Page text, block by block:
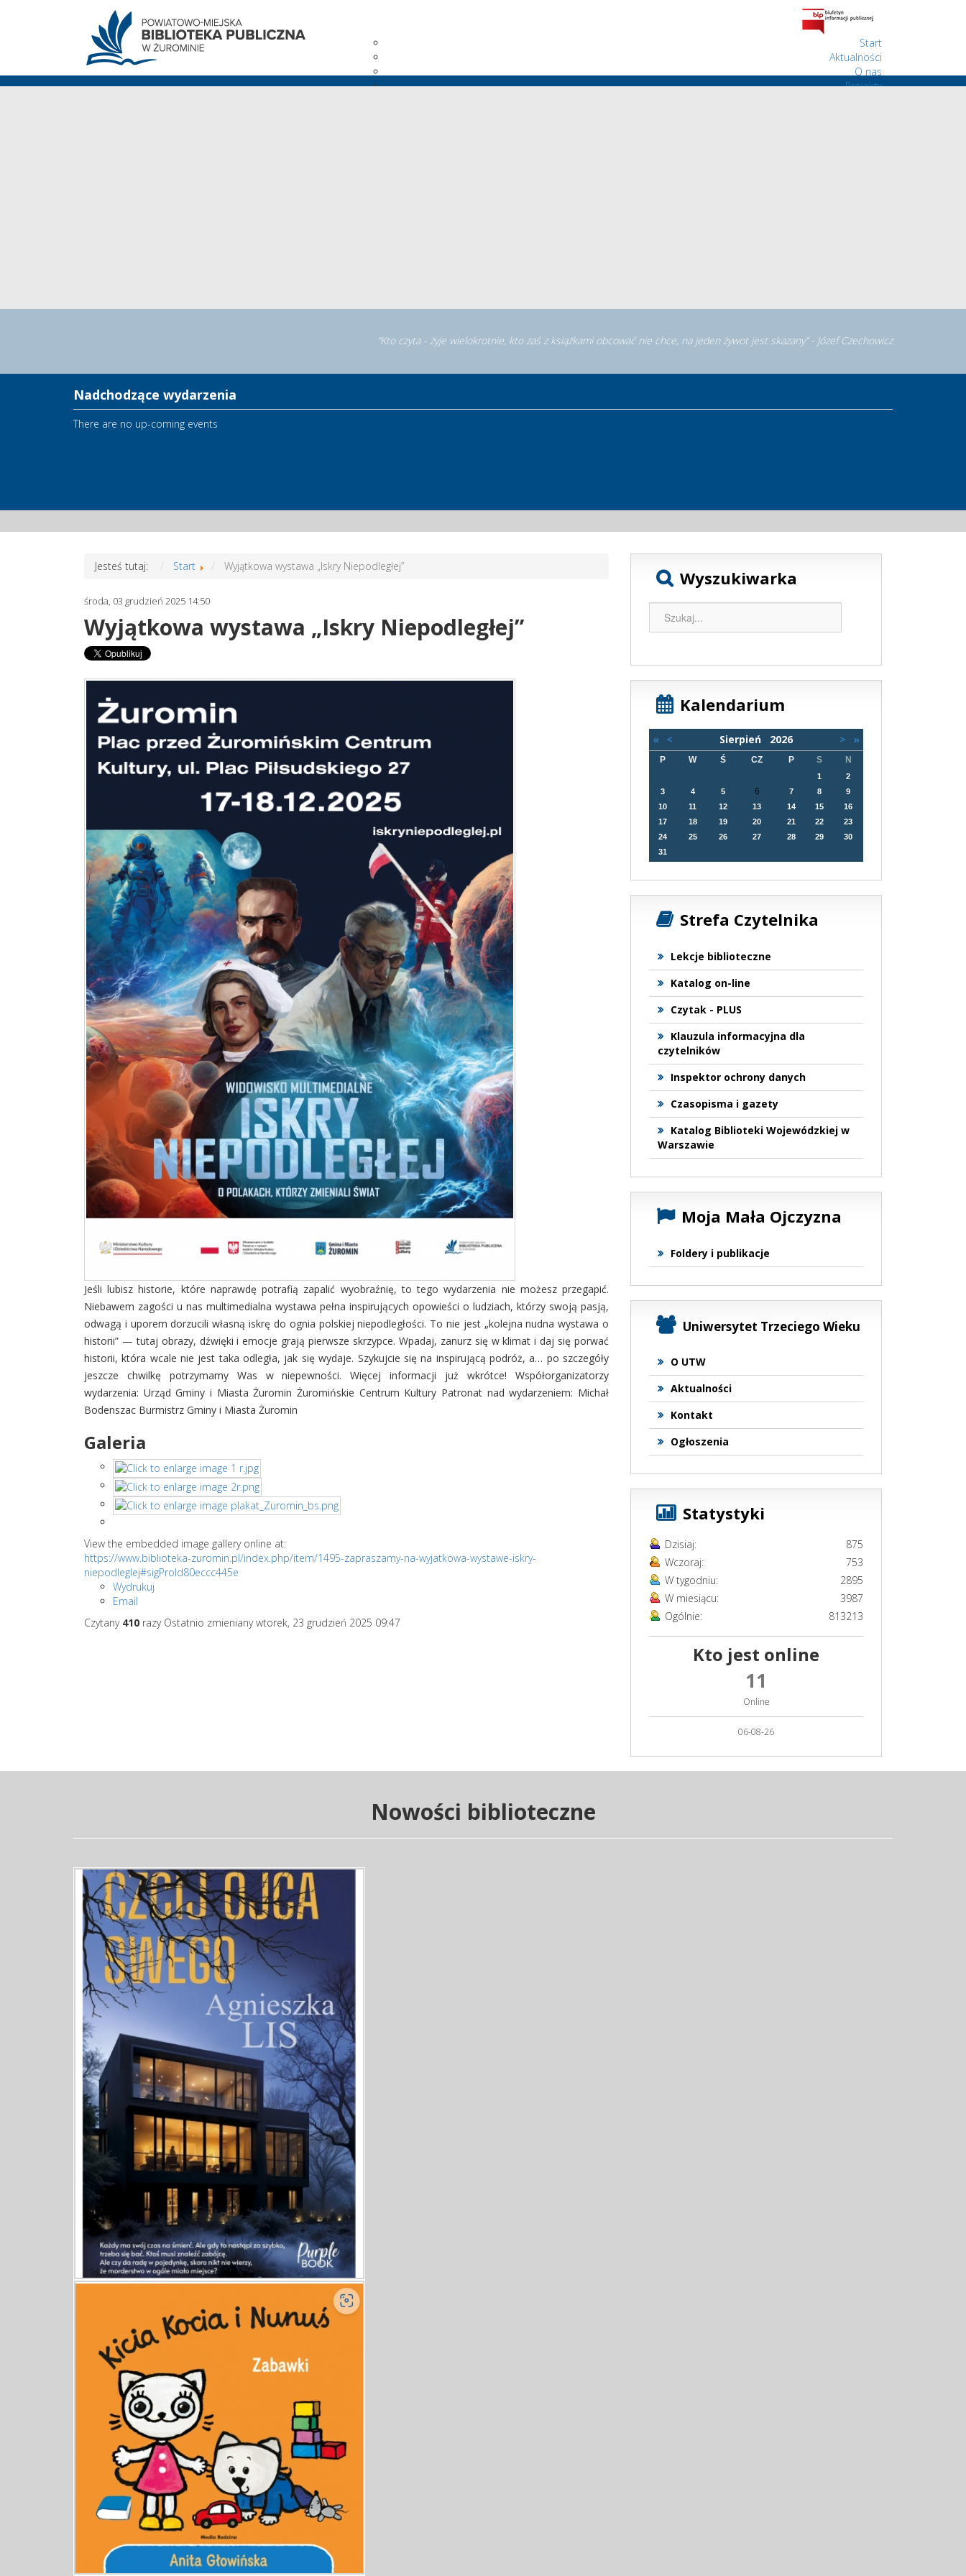
Start
Aktualności
O nas
Projekty
“Kto czyta - żyje wielokrotnie, kto zaś z książkami obcować nie chce, na jeden żywot jest skazany” - Józef Czechowicz
Nadchodzące wydarzenia
There are no up-coming events
Jesteś tutaj: Start Wyjątkowa wystawa „Iskry Niepodległej”
środa, 03 grudzień 2025 14:50
Wyjątkowa wystawa „Iskry Niepodległej”
Jeśli lubisz historie, które naprawdę potrafią zapalić wyobraźnię, to tego wydarzenia nie możesz przegapić.
Niebawem zagości u nas multimedialna wystawa pełna inspirujących opowieści o ludziach, którzy swoją pasją,
odwagą i uporem dorzucili własną iskrę do ognia polskiej niepodległości. To nie jest „kolejna nudna wystawa o
historii” — tutaj obrazy, dźwięki i emocje grają pierwsze skrzypce. Wpadaj, zanurz się w klimat i daj się porwać
historii, która wcale nie jest taka odległa, jak się wydaje. Szykujcie się na inspirującą podróż, a… po szczegóły
jeszcze chwilkę potrzymamy Was w niepewności. Więcej informacji już wkrótce! Współorganizatorzy
wydarzenia: Urząd Gminy i Miasta Żuromin Żuromińskie Centrum Kultury Patronat nad wydarzeniem: Michał
Bodenszac Burmistrz Gminy i Miasta Żuromin
Galeria
View the embedded image gallery online at:
https://www.biblioteka-zuromin.pl/index.php/item/1495-zapraszamy-na-wyjatkowa-wystawe-iskry-
niepodleglej#sigProId80eccc445e
Wydrukuj
Email
Czytany 410 razy Ostatnio zmieniany wtorek, 23 grudzień 2025 09:47
Wyszukiwarka
Kalendarium
« < Sierpień 2026 > »
P W Ś CZ P S N
1
2
3
4 5 6 7 8
9
10
11 12 13 14 15
16
17
18 19 20 21 22
23
24
25 26 27 28 29
30
31
Strefa Czytelnika
Lekcje biblioteczne
Katalog on-line
Czytak - PLUS
Klauzula informacyjna dla
czytelników
Inspektor ochrony danych
Czasopisma i gazety
Katalog Biblioteki Wojewódzkiej w
Warszawie
Moja Mała Ojczyzna
Foldery i publikacje
Uniwersytet Trzeciego Wieku
O UTW
Aktualności
Kontakt
Ogłoszenia
Statystyki
Dzisiaj:
875
Wczoraj:
753
W tygodniu:
2895
W miesiącu:
3987
Ogólnie:
813213
Kto jest online
11
Online
06-08-26
Nowości biblioteczne